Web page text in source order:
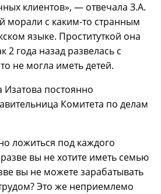
клиентов», — отвечала З.А.
морали с каким-то странным
языке. Проституткой она
2 года назад развелась с
не могла иметь детей.
постоянно
Комитета по делам
ложиться под каждого
вы не хотите иметь семью
вы не можете зарабатывать
Это же неприемлемо